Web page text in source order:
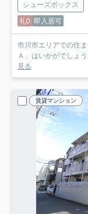
シューズボックス
礼0 即入居可
市川市エリアでの住
Ａ」はいかがでしょ
見る
賃貸マンション